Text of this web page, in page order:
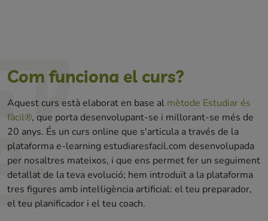
Com funciona el curs?
Aquest curs està elaborat en base al mètode Estudiar és
fàcil®, que porta desenvolupant-se i millorant-se més de
20 anys. És un curs online que s'articula a través de la
plataforma e-learning estudiaresfacil.com desenvolupada
per nosaltres mateixos, i que ens permet fer un seguiment
detallat de la teva evolució; hem introduït a la plataforma
tres figures amb intel·ligència artificial: el teu preparador,
el teu planificador i el teu coach.